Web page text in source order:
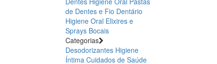
de Dentes e Fio Dentário
Higiene Oral Elixires e
Sprays Bocais
Categorias
Desodorizantes Higiene
Íntima Cuidados de Saúde